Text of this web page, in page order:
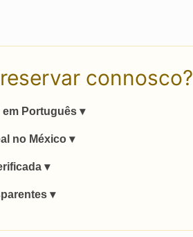
connosco?
Português ▾
no México ▾
▾
▾